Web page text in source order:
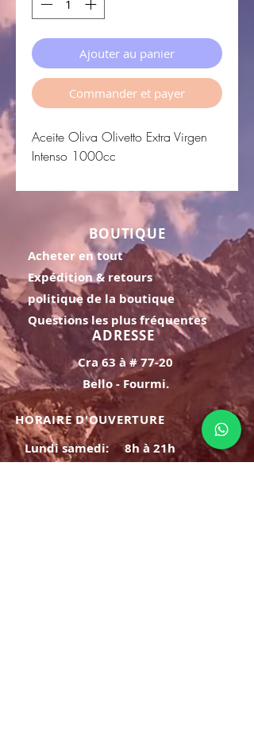
Ajouter au panier
Commander et payer
Aceite Oliva Olivetto Extra Virgen
Intenso 1000cc
BOUTIQUE
Acheter en tout
Expédition & retours
politique de la boutique
Questions les plus fréquentes
ADRESSE
Cra 63 à # 77-20
Bello - Fourmi.
HORAIRE D'OUVERTURE
Lundi samedi:
8h à 21h